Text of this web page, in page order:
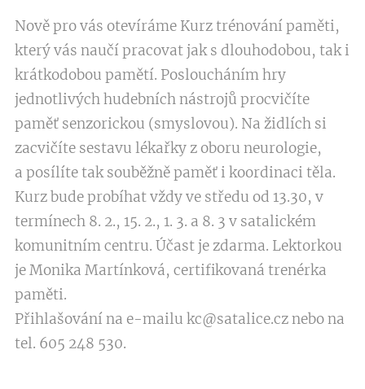
Nově pro vás otevíráme Kurz trénování paměti,
který vás naučí pracovat jak s dlouhodobou, tak i
krátkodobou pamětí. Posloucháním hry
jednotlivých hudebních nástrojů procvičíte
paměť senzorickou (smyslovou). Na židlích si
zacvičíte sestavu lékařky z oboru neurologie,
a posílíte tak souběžně paměť i koordinaci těla.
Kurz bude probíhat vždy ve středu od 13.30, v
termínech 8. 2., 15. 2., 1. 3. a 8. 3 v satalickém
komunitním centru. Účast je zdarma. Lektorkou
je Monika Martínková, certifikovaná trenérka
paměti.
Přihlašování na e-mailu kc@satalice.cz nebo na
tel. 605 248 530.